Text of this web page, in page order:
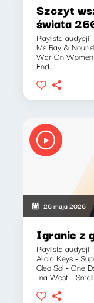
Szczyt
świata
Playlista audycji:
Ms Ray &
War On
End...
26 maja 2026
Igranie z
Playlista audycji:
Alicia Keys -
Cleo Sol - One
Ina West -